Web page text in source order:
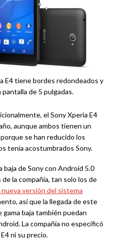
E4 tiene bordes redondeados y
pantalla de 5 pulgadas.
el Sony Xperia E4
aunque ambos tienen un
se han reducido los
tenía acostumbrados Sony.
baja de Sony con Android 5.0
la compañía, tan solo los de
nueva versión del sistema
así que la llegada de este
baja también puedan
La compañía no especificó
ni su precio.